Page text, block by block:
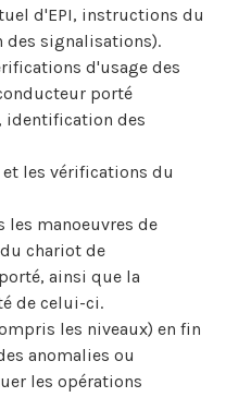
d'EPI, instructions du
signalisations).
d'usage des
porté
des
les vérifications du
les manoeuvres de
chariot de
ainsi que la
de celui-ci.
les niveaux) en fin
anomalies ou
les opérations